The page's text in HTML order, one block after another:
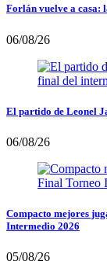
Forlán vuelve a casa:
06/08/26
El partido de Leonel
06/08/26
Compacto mejores
Intermedio 2026
05/08/26